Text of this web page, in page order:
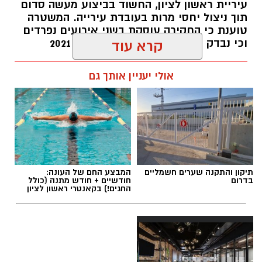
האזהרה מתפרסמת לאחר שבדיקות מעבדה
הושלמו לכלל המוצרים שנאספו במהלך המבצע,
ובהמשך להודעת משרד הבריאות שפורסמה בחודש
בין המוצרים שנמצאו ואינם רשומים במאגרי משרד
הבריאות, ולכן חל איסור לשווקם:
PROTEIN + MINERAL PREMIUM HAIR
STRAIGHTENING
Protein Mineral Premium Pre Treatment
בנוסף, נמצא כי המוצרHYDRO KERATIN PRO
HAIR STRAIGHTENING GEL
במאגרי משרד הבריאות, מסומן כמכיל
עיריית ראשון לציון, החשוד בביצוע מעשה סדום
תוך ניצול יחסי מרות בעובדת עירייה. המשטרה
טוענת כי החקירה עוסקת בשני אירועים נפרדים
וכי נבדק חשד למקרים נוספים משנת 2021
תגים:הטרדה מינית, מעצר סגן ראש עיריית ראשון
לציון
קרא עוד
אולי יעניין אותך גם
תיקון והתקנה שערים חשמליים
בדרום
המבצע החם של העונה:
חודשיים + חודש מתנה (כולל
החגים!) בקאנטרי ראשון לציון